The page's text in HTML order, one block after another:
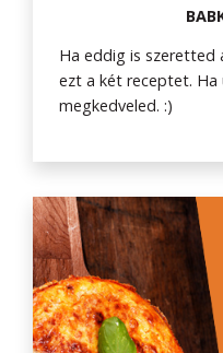
Ha eddig is
ezt a két receptet.
megkedveled. :)